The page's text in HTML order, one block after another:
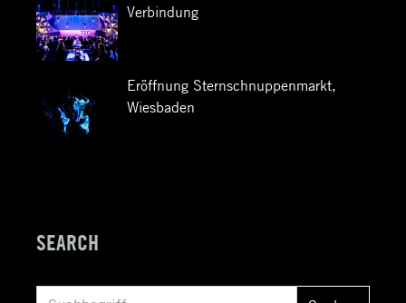
Verbindung
Eröffnung Sternschnuppenmarkt,
Wiesbaden
SEARCH